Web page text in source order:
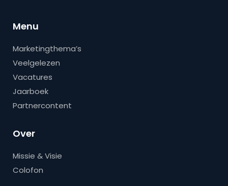
Menu
Marketingthema’s
Veelgelezen
Vacatures
Jaarboek
Partnercontent
Over
Missie & Visie
Colofon